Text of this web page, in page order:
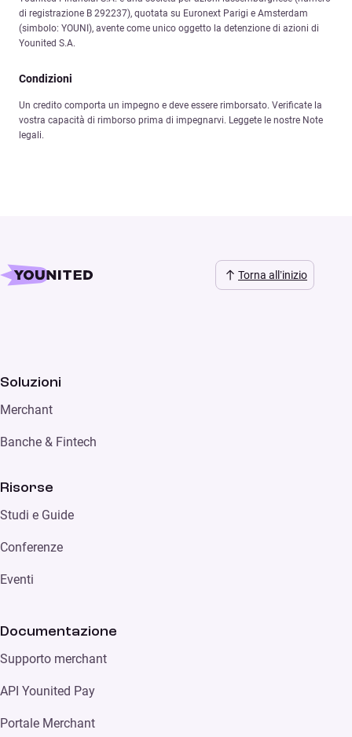
di registrazione B 292237), quotata su Euronext Parigi e Amsterdam
(simbolo: YOUNI), avente come unico oggetto la detenzione di azioni di
Younited S.A.
Condizioni
Un credito comporta un impegno e deve essere rimborsato. Verificate la
vostra capacità di rimborso prima di impegnarvi. Leggete le nostre Note
legali.
Torna all’inizio
Soluzioni
Merchant
Banche & Fintech
Risorse
Studi e Guide
Conferenze
Eventi
Documentazione
Supporto merchant
API Younited Pay
Portale Merchant